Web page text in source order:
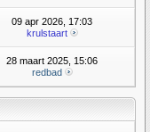
09 apr 2026, 17:03
krulstaart
28 maart 2025, 15:06
redbad